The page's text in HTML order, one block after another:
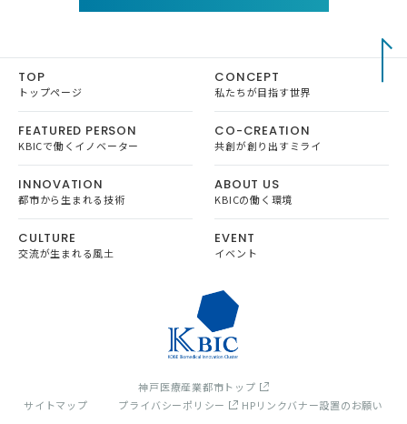
TOP
トップページ
CONCEPT
私たちが目指す世界
FEATURED PERSON
KBICで働くイノベーター
CO-CREATION
共創が創り出すミライ
INNOVATION
都市から生まれる技術
ABOUT US
KBICの働く環境
CULTURE
交流が生まれる風土
EVENT
イベント
神戸医療産業都市トップ
サイトマップ
プライバシーポリシー HPリンクバナー設置のお願い